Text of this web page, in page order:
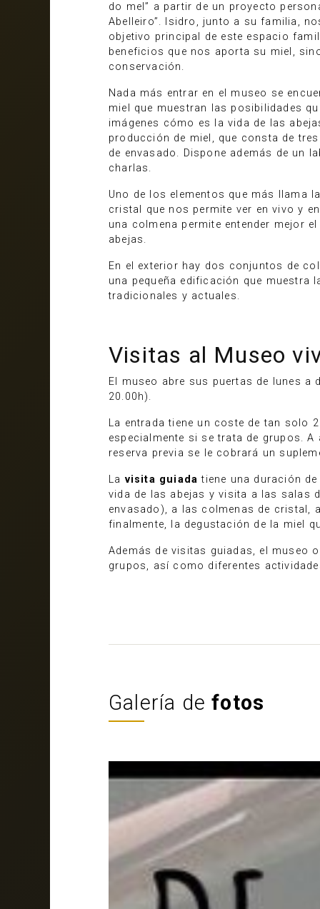
do mel” a partir de un proyecto
Abelleiro”. Isidro, junto a su familia,
objetivo principal de este espacio
beneficios que nos aporta su miel,
conservación.
Nada más entrar en el museo se
miel que muestran las posibilidades
imágenes cómo es la vida de las
producción de miel, que consta de
de envasado. Dispone además de un
charlas.
Uno de los elementos que más llama
cristal que nos permite ver en vivo y
una colmena permite entender mejor
abejas.
En el exterior hay dos conjuntos de
una pequeña edificación que
tradicionales y actuales.
Visitas al Museo
El museo abre sus puertas de lunes
20.00h).
La entrada tiene un coste de tan solo
especialmente si se trata de grupos.
reserva previa se le cobrará un
La visita guiada tiene una duración
vida de las abejas y visita a las salas
envasado), a las colmenas de cristal,
finalmente, la degustación de la miel
Además de visitas guiadas, el museo
grupos, así como diferentes
Galería defotos